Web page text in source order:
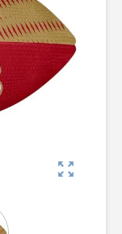
zoom_out_map